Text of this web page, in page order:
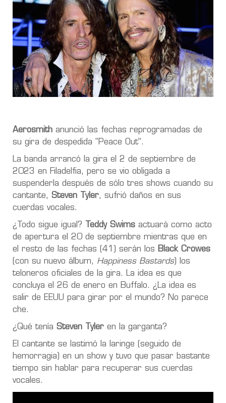
Aerosmith anunció las fechas reprogramadas de
su gira de despedida "Peace Out”.
La banda arrancó la gira el 2 de septiembre de
2023 en Filadelfia, pero se vio obligada a
suspenderla después de sólo tres shows cuando su
cantante, Steven Tyler, sufrió daños en sus
cuerdas vocales.
¿Todo sigue igual? Teddy Swims actuará como acto
de apertura el 20 de septiembre mientras que en
el resto de las fechas (41) serán los Black Crowes
(con su nuevo álbum, Happiness Bastards) los
teloneros oficiales de la gira. La idea es que
concluya el 26 de enero en Buffalo. ¿La idea es
salir de EEUU para girar por el mundo? No parece
che.
¿Qué tenía Steven Tyler en la garganta?
El cantante se lastimó la laringe (seguido de
hemorragia) en un show y tuvo que pasar bastante
tiempo sin hablar para recuperar sus cuerdas
vocales.